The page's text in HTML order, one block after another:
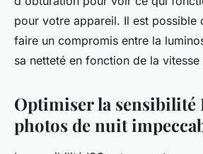
pour votre appareil. Il est possible
faire un compromis entre la
sa netteté en fonction de la vitesse
Optimiser la sensibilité
photos de nuit